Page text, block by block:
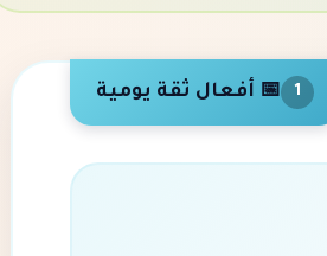
1 📅 أفعال ثقة يومية